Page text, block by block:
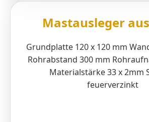
Mastausleger
Grundplatte 120 x 120 mm
Rohrabstand 300 mm
Materialstärke 33 x 2mm
feuerverzinkt